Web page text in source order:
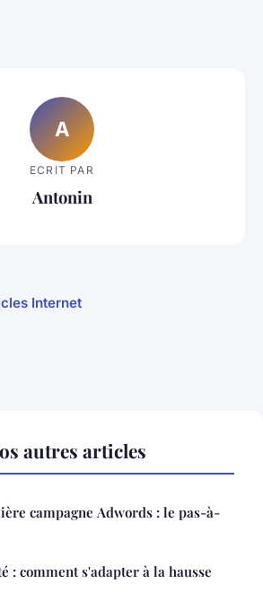
A
ECRIT PAR
Antonin
Internet
autres articles
campagne Adwords : le pas-à-
: comment s'adapter à la hausse